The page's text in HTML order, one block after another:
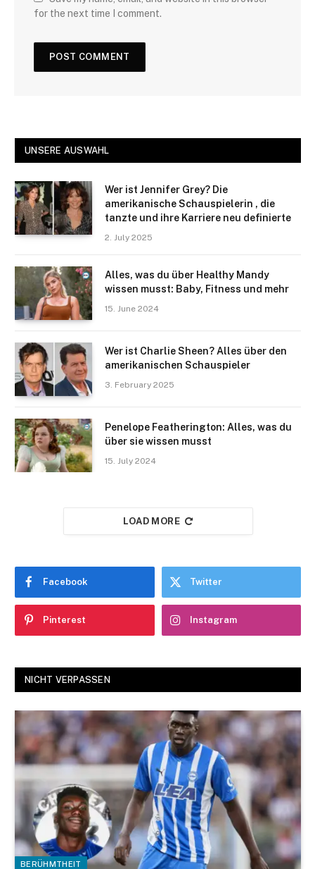
for the next time I comment.
UNSERE AUSWAHL
Wer ist Jennifer Grey? Die
amerikanische Schauspielerin , die
tanzte und ihre Karriere neu definierte
2. July 2025
Alles, was du über Healthy Mandy
wissen musst: Baby, Fitness und mehr
15. June 2024
Wer ist Charlie Sheen? Alles über den
amerikanischen Schauspieler
3. February 2025
Penelope Featherington: Alles, was du
über sie wissen musst
15. July 2024
LOAD MORE
Facebook Twitter
Pinterest Instagram
NICHT VERPASSEN
BERÜHMTHEIT